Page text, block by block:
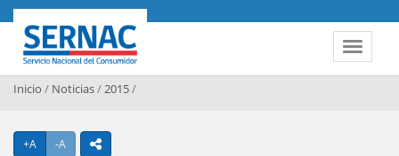
Contenido principal
Toggle
SERNAC
Inicio / Noticias/2015/
+A Agrandar texto
-A Achicar textoicono compartir